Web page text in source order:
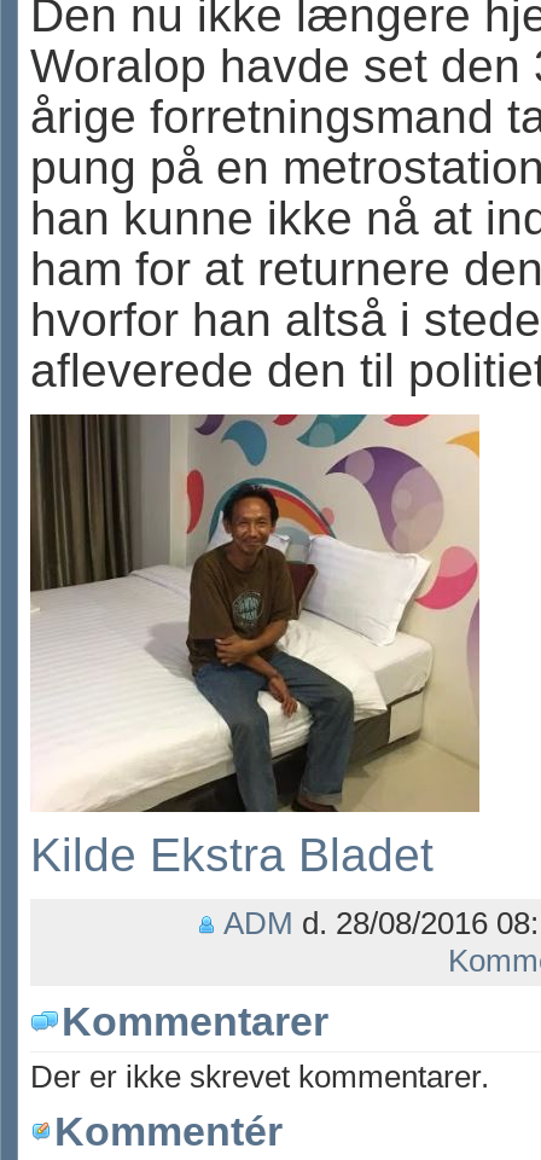
Den nu ikke længere
Woralop havde set den
årige forretningsmand
pung på en
han kunne ikke nå at
ham for at returnere
hvorfor han altså i
afleverede den til
Kilde Ekstra Bladet
ADM d. 28/08/2016
Kommentarer
Der er ikke skrevet kommentarer.
Kommentér